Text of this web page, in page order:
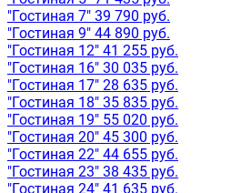
"Гостиная 7" 39 790 руб.
"Гостиная 9" 44 890 руб.
"Гостиная 12" 41 255 руб.
"Гостиная 16" 30 035 руб.
"Гостиная 17" 28 635 руб.
"Гостиная 18" 35 835 руб.
"Гостиная 19" 55 020 руб.
"Гостиная 20" 45 300 руб.
"Гостиная 22" 44 655 руб.
"Гостиная 23" 38 435 руб.
"Гостиная 24" 41 635 руб.